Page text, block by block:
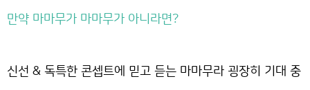
만약 마마무가 마마무가 아니라면?
신선 & 독특한 콘셉트에 믿고 듣는 마마무라 굉장히 기대 중